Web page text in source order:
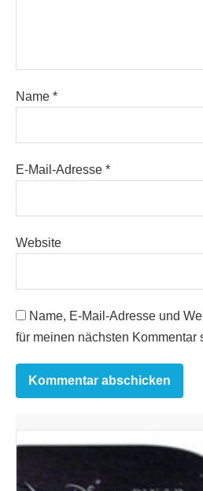
Name *
E-Mail-Adresse *
Website
Name, E-Mail-Adresse und
für meinen nächsten Kommentar